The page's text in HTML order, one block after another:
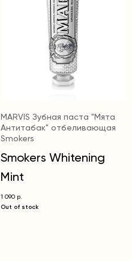
MARVIS Зубная паста "Мята
Антитабак" отбеливающая
Smokers
Smokers Whitening
Mint
1 090 р.
Out of stock